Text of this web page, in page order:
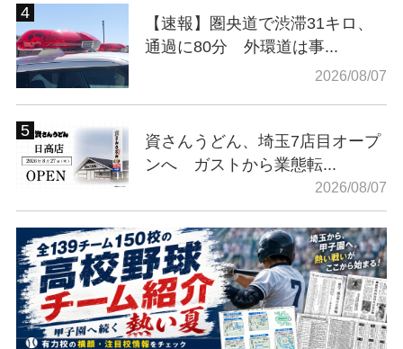
【速報】圏央道で渋滞31キロ、
通過に80分 外環道は事...
2026/08/07
資さんうどん、埼玉7店目オープ
ンへ ガストから業態転...
2026/08/07